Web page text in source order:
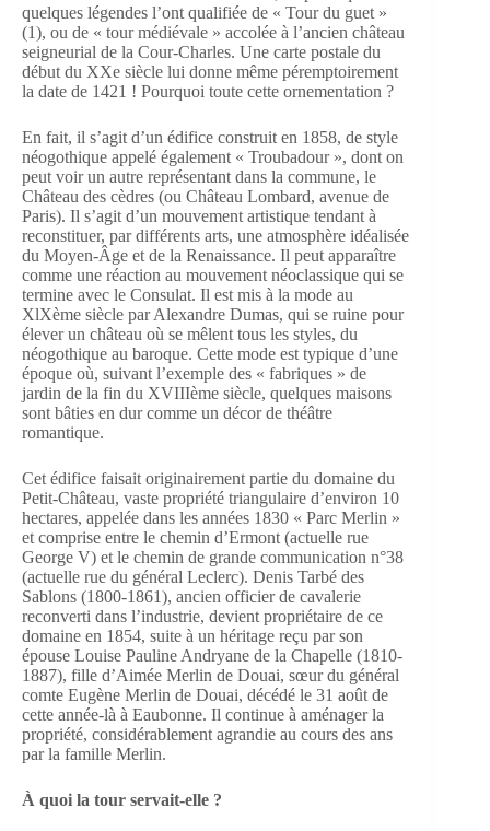
quelques légendes l’ont qualifiée de « Tour du guet »
(1), ou de « tour médiévale » accolée à l’ancien château
seigneurial de la Cour-Charles. Une carte postale du
début du XXe siècle lui donne même péremptoirement
la date de 1421 ! Pourquoi toute cette ornementation ?
En fait, il s’agit d’un édifice construit en 1858, de style
néogothique appelé également « Troubadour », dont on
peut voir un autre représentant dans la commune, le
Château des cèdres (ou Château Lombard, avenue de
Paris). Il s’agit d’un mouvement artistique tendant à
reconstituer, par différents arts, une atmosphère idéalisée
du Moyen-Âge et de la Renaissance. Il peut apparaître
comme une réaction au mouvement néoclassique qui se
termine avec le Consulat. Il est mis à la mode au
XlXème siècle par Alexandre Dumas, qui se ruine pour
élever un château où se mêlent tous les styles, du
néogothique au baroque. Cette mode est typique d’une
époque où, suivant l’exemple des « fabriques » de
jardin de la fin du XVIIIème siècle, quelques maisons
sont bâties en dur comme un décor de théâtre
romantique.
Cet édifice faisait originairement partie du domaine du
Petit-Château, vaste propriété triangulaire d’environ 10
hectares, appelée dans les années 1830 « Parc Merlin »
et comprise entre le chemin d’Ermont (actuelle rue
George V) et le chemin de grande communication n°38
(actuelle rue du général Leclerc). Denis Tarbé des
Sablons (1800-1861), ancien officier de cavalerie
reconverti dans l’industrie, devient propriétaire de ce
domaine en 1854, suite à un héritage reçu par son
épouse Louise Pauline Andryane de la Chapelle (1810-
1887), fille d’Aimée Merlin de Douai, sœur du général
comte Eugène Merlin de Douai, décédé le 31 août de
cette année-là à Eaubonne. Il continue à aménager la
propriété, considérablement agrandie au cours des ans
par la famille Merlin.
À quoi la tour servait-elle ?